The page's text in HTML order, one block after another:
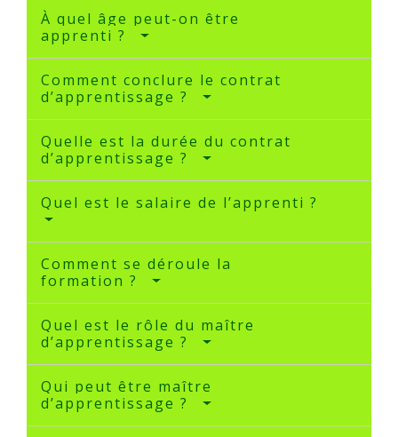
À quel âge peut-on être
apprenti ?
Comment conclure le contrat
d’apprentissage ?
Quelle est la durée du contrat
d’apprentissage ?
Quel est le salaire de l’apprenti ?
Comment se déroule la
formation ?
Quel est le rôle du maître
d’apprentissage ?
Qui peut être maître
d’apprentissage ?